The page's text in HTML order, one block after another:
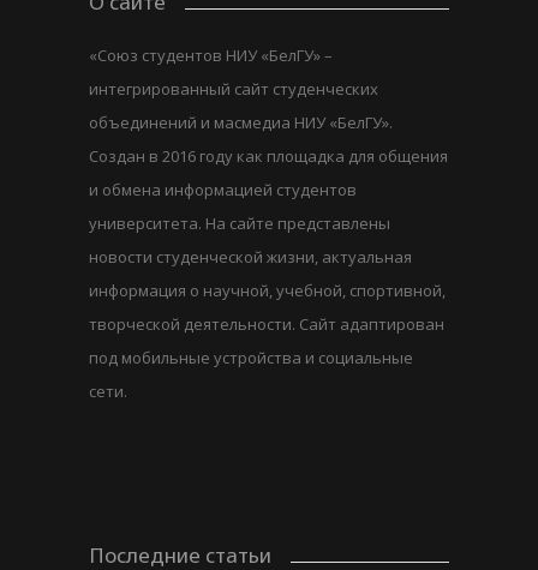
«Союз студентов НИУ «БелГУ» –
интегрированный сайт студенческих
объединений и масмедиа НИУ «БелГУ».
Создан в 2016 году как площадка для общения
и обмена информацией студентов
университета. На сайте представлены
новости студенческой жизни, актуальная
информация о научной, учебной, спортивной,
творческой деятельности. Сайт адаптирован
под мобильные устройства и социальные
сети.
Последние статьи